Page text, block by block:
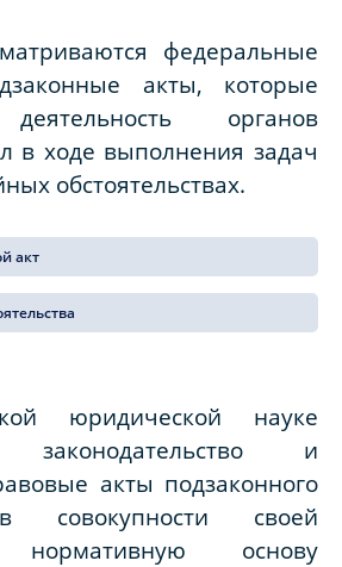
федеральные
акты, которые
органов
в ходе выполнения задач
обстоятельствах.
акт
юридической науке
законодательство и
акты подзаконного
совокупности своей
нормативную основу